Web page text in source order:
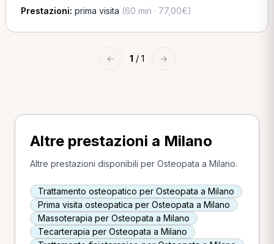
Prestazioni: prima visita (60 min · 77,00€)
← 1 / 1 →
Altre prestazioni a Milano
Altre prestazioni disponibili per Osteopata a Milano.
Trattamento osteopatico per Osteopata a Milano
Prima visita osteopatica per Osteopata a Milano
Massoterapia per Osteopata a Milano
Tecarterapia per Osteopata a Milano